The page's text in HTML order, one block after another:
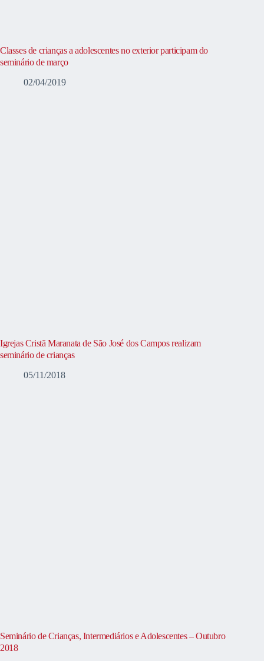
Classes de crianças a adolescentes no exterior participam do
seminário de março
02/04/2019
Igrejas Cristã Maranata de São José dos Campos realizam
seminário de crianças
05/11/2018
Seminário de Crianças, Intermediários e Adolescentes – Outubro
2018